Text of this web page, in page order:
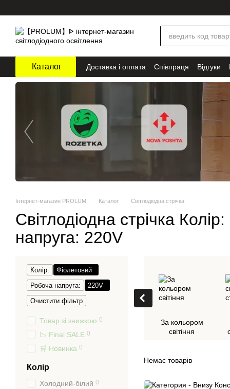
Каталог Доставка і оплата Співпраця Відгуки
Інтернет-магазин PROLUM Каталог Світлодіодна стрічка
Світлодіодна стрічка
напруга: 220V
За кольором
світіння
Немає товарів
Колір:
Фіолетовий
Робоча напруга:
220V
Очистити фільтр
Товар зі знижкою 0
📉 Final SALE 0
🛒 Новинка 0
Колір
Холодний-білий 0